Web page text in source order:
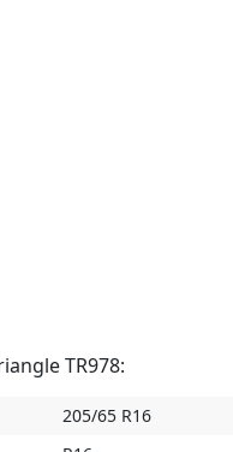
TR978
TR978:
205/65 R16